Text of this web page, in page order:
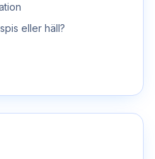
eller häll?